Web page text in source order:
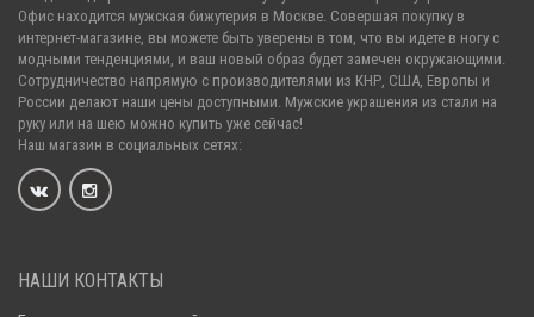
Офис находится мужская бижутерия в Москве. Совершая покупку в
интернет-магазине, вы можете быть уверены в том, что вы идете в ногу с
модными тенденциями, и ваш новый образ будет замечен окружающими.
Сотрудничество напрямую с производителями из КНР, США, Европы и
России делают наши цены доступными. Мужские украшения из стали на
руку или на шею можно купить уже сейчас!
Наш магазин в социальных сетях:
НАШИ КОНТАКТЫ